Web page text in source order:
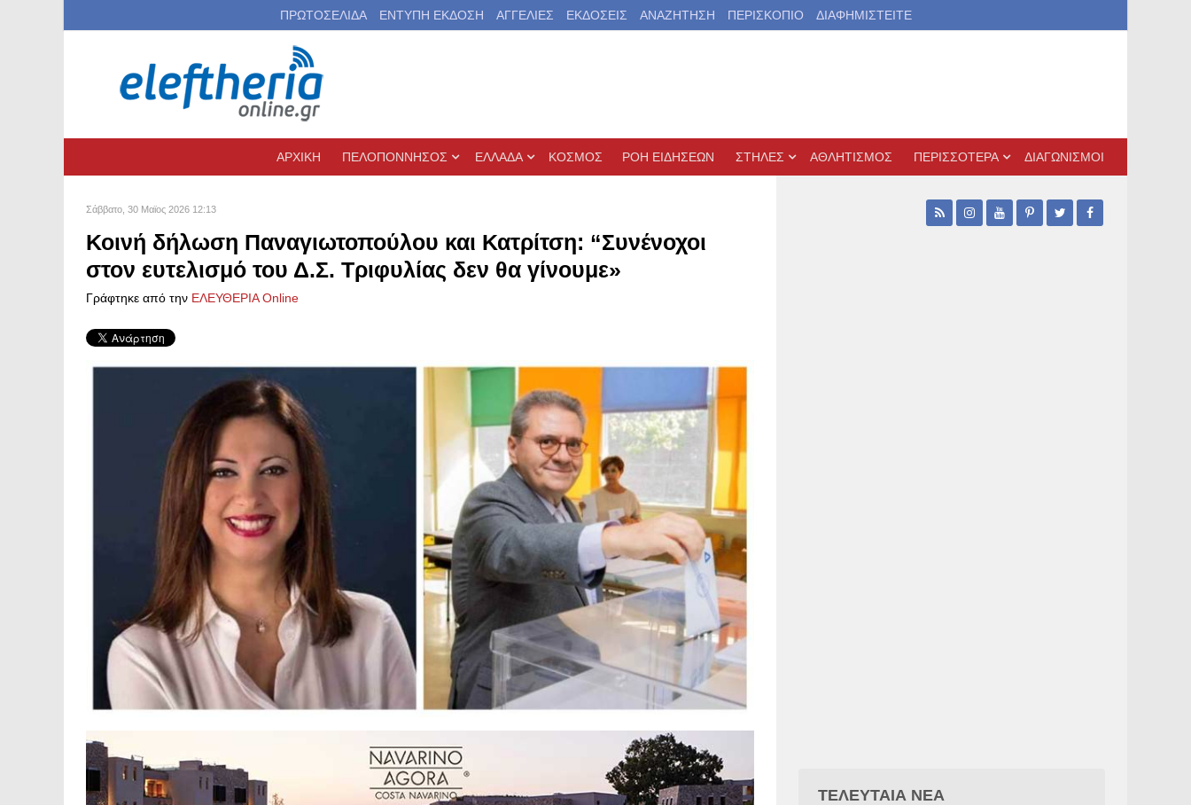
ΠΡΩΤΟΣΕΛΙΔΑ ΕΝΤΥΠΗ ΕΚΔΟΣΗ ΑΓΓΕΛΙΕΣ ΕΚΔΟΣΕΙΣ ΑΝΑΖΗΤΗΣΗ ΠΕΡΙΣΚΟΠΙΟ ΔΙΑΦΗΜΙΣΤΕΙΤΕ
ΑΡΧΙΚΗ ΠΕΛΟΠΟΝΝΗΣΟΣ ΕΛΛΑΔΑ ΚΟΣΜΟΣ ΡΟΗ ΕΙΔΗΣΕΩΝ ΣΤΗΛΕΣ ΑΘΛΗΤΙΣΜΟΣ ΠΕΡΙΣΣΟΤΕΡΑ ΔΙΑΓΩΝΙΣΜΟΙ
Σάββατο, 30 Μαϊος 2026 12:13
Κοινή δήλωση Παναγιωτοπούλου και Κατρίτση: “Συνένοχοι
στον ευτελισμό του Δ.Σ. Τριφυλίας δεν θα γίνουμε»
Γράφτηκε από την ΕΛΕΥΘΕΡΙΑ Online
ΤΕΛΕΥΤΑΙΑ ΝΕΑ